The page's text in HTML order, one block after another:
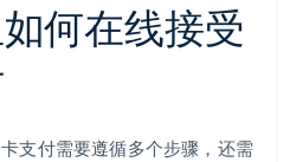
何在线接受
支付需要遵循多个步骤，还需